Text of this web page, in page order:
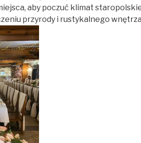
aby poczuć klimat
przyrody i rustykalnego